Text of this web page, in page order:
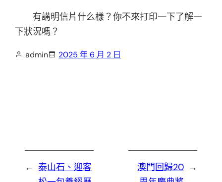
有講明信片什么樣？你不來打印一下了解一
下狀況嗎？
admin 2025 年 6 月 2 日
← 泰山石、迎客
→
澳門回歸20